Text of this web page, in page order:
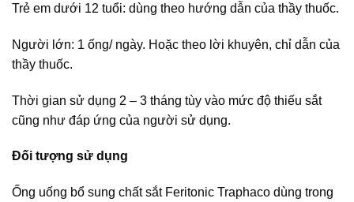
Trẻ em dưới 12 tuổi: dùng theo hướng dẫn của thầy thuốc.
Người lớn: 1 ống/ ngày. Hoặc theo lời khuyên, chỉ dẫn của
thầy thuốc.
Thời gian sử dụng 2 – 3 tháng tùy vào mức độ thiếu sắt
cũng như đáp ứng của người sử dụng.
Đối tượng sử dụng
Ống uống bổ sung chất sắt Feritonic Traphaco dùng trong